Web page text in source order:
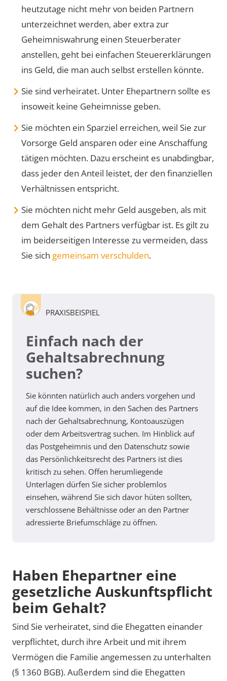
heutzutage nicht mehr von beiden Partnern
unterzeichnet werden, aber extra zur
Geheimniswahrung einen Steuerberater
anstellen, geht bei einfachen Steuererklärungen
ins Geld, die man auch selbst erstellen könnte.
Sie sind verheiratet. Unter Ehepartnern sollte es
insoweit keine Geheimnisse geben.
Sie möchten ein Sparziel erreichen, weil Sie zur
Vorsorge Geld ansparen oder eine Anschaffung
tätigen möchten. Dazu erscheint es unabdingbar,
dass jeder den Anteil leistet, der den finanziellen
Verhältnissen entspricht.
Sie möchten nicht mehr Geld ausgeben, als mit
dem Gehalt des Partners verfügbar ist. Es gilt zu
im beiderseitigen Interesse zu vermeiden, dass
Sie sich gemeinsam verschulden.
PRAXISBEISPIEL
Einfach nach der
Gehaltsabrechnung
suchen?
Sie könnten natürlich auch anders vorgehen und
auf die Idee kommen, in den Sachen des Partners
nach der Gehaltsabrechnung, Kontoauszügen
oder dem Arbeitsvertrag suchen. Im Hinblick auf
das Postgeheimnis und den Datenschutz sowie
das Persönlichkeitsrecht des Partners ist dies
kritisch zu sehen. Offen herumliegende
Unterlagen dürfen Sie sicher problemlos
einsehen, während Sie sich davor hüten sollten,
verschlossene Behältnisse oder an den Partner
adressierte Briefumschläge zu öffnen.
Haben Ehepartner eine
gesetzliche Auskunftspflicht
beim Gehalt?
Sind Sie verheiratet, sind die Ehegatten einander
verpflichtet, durch ihre Arbeit und mit ihrem
Vermögen die Familie angemessen zu unterhalten
(§ 1360 BGB). Außerdem sind die Ehegatten